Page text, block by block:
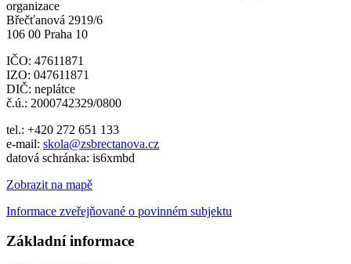
organizace
Břečťanová 2919/6
106 00 Praha 10
IČO: 47611871
IZO: 047611871
DIČ: neplátce
č.ú.: 2000742329/0800
tel.: +420 272 651 133
e-mail: skola@zsbrectanova.cz
datová schránka: is6xmbd
Zobrazit na mapě
Informace zveřejňované o povinném subjektu
Základní informace